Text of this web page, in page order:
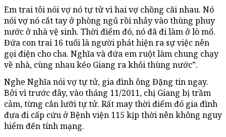
Em trai tôi nói vợ nó tự tử vì hai vợ chồng cãi nhau. Nó
nói vợ nó cắt tay ở phòng ngủ rồi nhảy vào thùng phuy
nước ở nhà vệ sinh. Thời điểm đó, nó đã đi làm ở lò mổ.
Đứa con trai 16 tuổi là người phát hiện ra sự việc nên
gọi điện cho cha. Nghĩa và đứa em ruột làm chung chạy
về nhà, cùng nhau kéo Giang ra khỏi thùng nước”.
Nghe Nghĩa nói vợ tự tử, gia đình ông Đặng tin ngay.
Bởi vì trước đây, vào tháng 11/2011, chị Giang bị trầm
cảm, từng cắn lưỡi tự tử. Rất may thời điểm đó gia đình
đưa đi cấp cứu ở Bệnh viện 115 kịp thời nên không nguy
hiểm đến tính mạng.